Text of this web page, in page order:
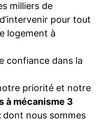
milliers de
pour tout
logement à
confiance dans la
priorité et notre
à mécanisme 3
dont nous sommes